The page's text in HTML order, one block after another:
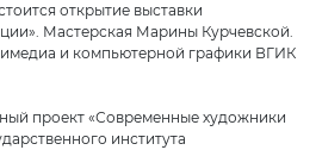
открытие выставки
Мастерская Марины Курчевской.
и компьютерной графики ВГИК
проект «Современные художники
института